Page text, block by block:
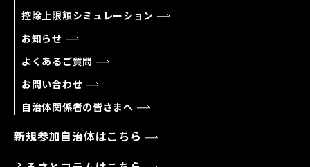
控除上限額シミュレーション
お知らせ
よくあるご質問
お問い合わせ
自治体関係者の皆さまへ
新規参加自治体はこちら